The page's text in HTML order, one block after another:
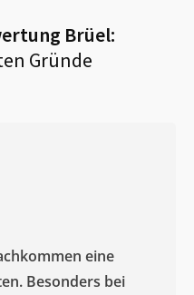
Brüel:
Gründe
eine
Besonders bei